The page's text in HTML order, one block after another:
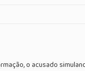
o acusado